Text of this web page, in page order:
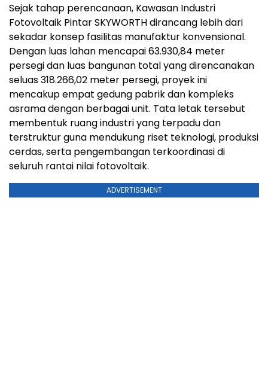
Sejak tahap perencanaan, Kawasan Industri
Fotovoltaik Pintar SKYWORTH dirancang lebih dari
sekadar konsep fasilitas manufaktur konvensional.
Dengan luas lahan mencapai 63.930,84 meter
persegi dan luas bangunan total yang direncanakan
seluas 318.266,02 meter persegi, proyek ini
mencakup empat gedung pabrik dan kompleks
asrama dengan berbagai unit. Tata letak tersebut
membentuk ruang industri yang terpadu dan
terstruktur guna mendukung riset teknologi, produksi
cerdas, serta pengembangan terkoordinasi di
seluruh rantai nilai fotovoltaik.
ADVERTISEMENT